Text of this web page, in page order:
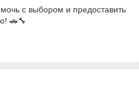
с выбором и предоставить
🚗🔧